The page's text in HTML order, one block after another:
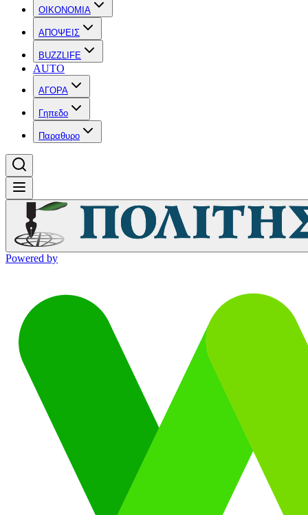
OIKONOMIA
ΑΠΟΨΕΙΣ
BUZZLIFE
AUTO
ΑΓΟΡΑ
Γηπεδο
Παραθυρο
Powered by